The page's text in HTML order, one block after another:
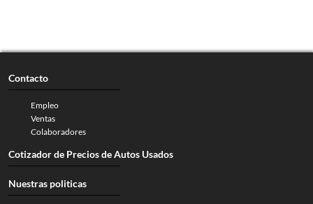
Contacto
Empleo
Ventas
Colaboradores
Cotizador de Precios de Autos Usados
Nuestras politicas